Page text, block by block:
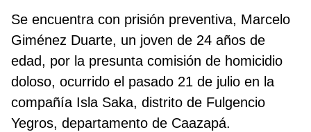
Se encuentra con prisión preventiva, Marcelo
Giménez Duarte, un joven de 24 años de
edad, por la presunta comisión de homicidio
doloso, ocurrido el pasado 21 de julio en la
compañía Isla Saka, distrito de Fulgencio
Yegros, departamento de Caazapá.